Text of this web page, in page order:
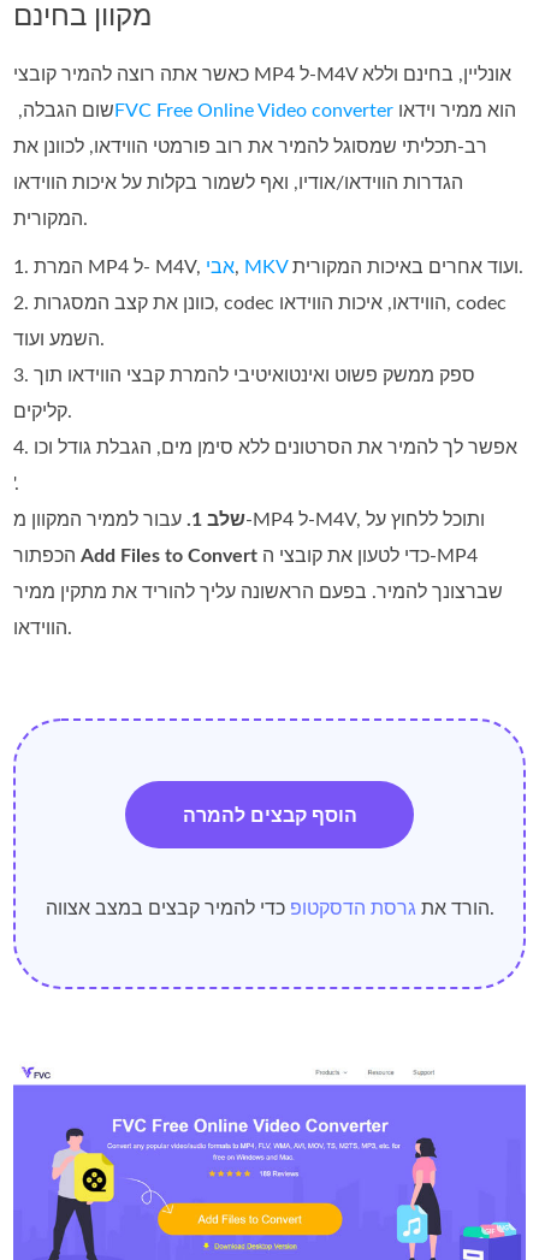
מקוון בחינם
כאשר אתה רוצה להמיר קובצי MP4 ל‑M4V אונליין, בחינם וללא
שום הגבלה, ‏ FVC Free Online Video converter
רב‑תכליתי שמסוגל להמיר את רוב פורמטי הווידאו, לכוונן את
הגדרות הווידאו/אודיו, ואף לשמור בקלות על איכות הווידאו
המקורית.
1. המרת MP4 ל- M4V, אבי, MKV
ועוד אחרים באיכות המקורית.
2. כוונן את קצב המסגרות, codec הווידאו, איכות הווידאו, codec
השמע ועוד.
3. ספק ממשק פשוט ואינטואיטיבי להמרת קבצי הווידאו תוך
קליקים.
4. אפשר לך להמיר את הסרטונים ללא סימן מים, הגבלת גודל וכו
'.
שלב 1.
עבור לממיר המקוון מ‑MP4 ל‑M4V, ותוכל ללחוץ על
הכפתורAdd Files to Convert
שברצונך להמיר. בפעם הראשונה עליך להוריד את מתקין ממיר
הווידאו.
הוסף קבצים להמרה
הורד את גרסת הדסקטופ כדי להמיר קבצים במצב אצווה.